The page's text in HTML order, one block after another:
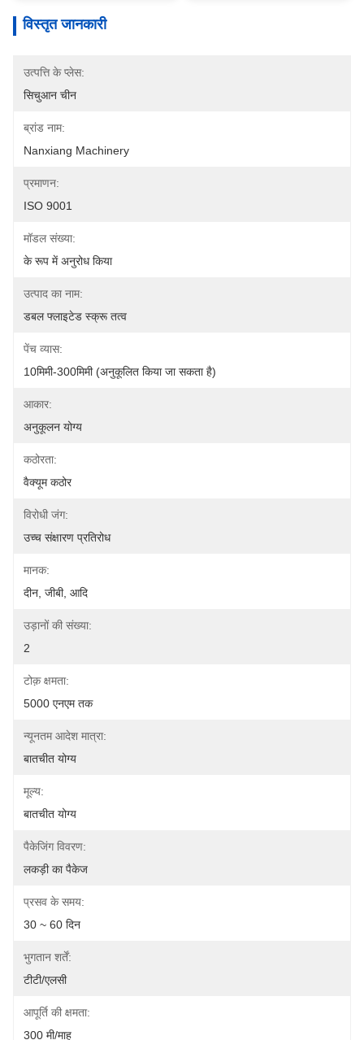
विस्तृत जानकारी
उत्पत्ति के प्लेस:
सिचुआन चीन
ब्रांड नाम:
Nanxiang Machinery
प्रमाणन:
ISO 9001
मॉडल संख्या:
के रूप में अनुरोध किया
उत्पाद का नाम:
डबल फ्लाइटेड स्क्रू तत्व
पेंच व्यास:
10मिमी-300मिमी (अनुकूलित किया जा सकता है)
आकार:
अनुकूलन योग्य
कठोरता:
वैक्यूम कठोर
विरोधी जंग:
उच्च संक्षारण प्रतिरोध
मानक:
दीन, जीबी, आदि
उड़ानों की संख्या:
2
टोक़ क्षमता:
5000 एनएम तक
न्यूनतम आदेश मात्रा:
बातचीत योग्य
मूल्य:
बातचीत योग्य
पैकेजिंग विवरण:
लकड़ी का पैकेज
प्रसव के समय:
30 ~ 60 दिन
भुगतान शर्तें:
टीटी/एलसी
आपूर्ति की क्षमता:
300 मी/माह